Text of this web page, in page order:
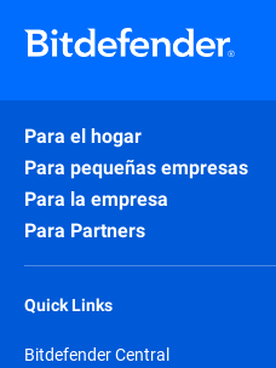
Para el hogar
Para pequeñas empresas
Para la empresa
Para Partners
Quick Links
Bitdefender Central